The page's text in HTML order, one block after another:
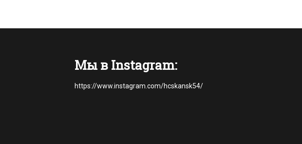
Мы в Instagram:
https://www.instagram.com/hcskansk54/